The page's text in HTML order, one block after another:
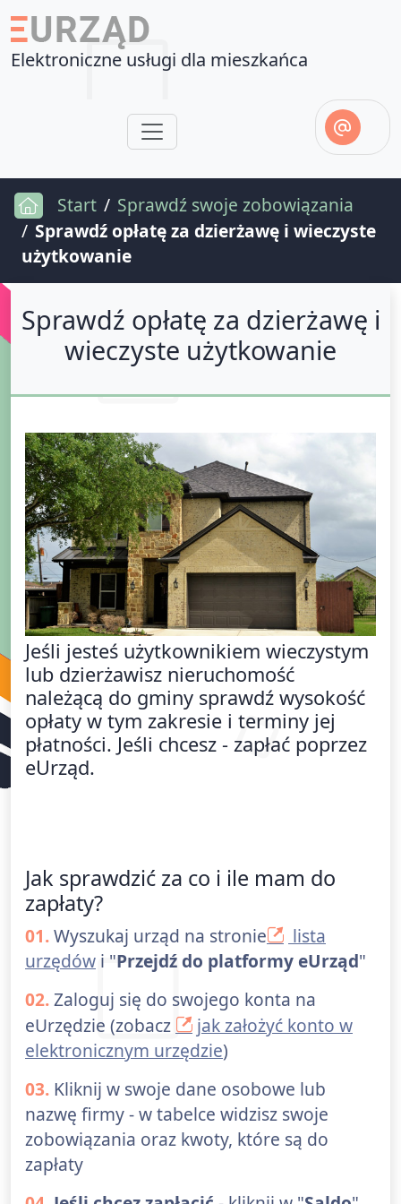
Elektroniczne usługi dla mieszkańca
Start
Sprawdź swoje zobowiązania
Sprawdź opłatę za dzierżawę i wieczyste
użytkowanie
Sprawdź opłatę za dzierżawę i
wieczyste użytkowanie
Jeśli jesteś użytkownikiem wieczystym
lub dzierżawisz nieruchomość
należącą do gminy sprawdź wysokość
opłaty w tym zakresie i terminy jej
płatności. Jeśli chcesz - zapłać poprzez
eUrząd.
Jak sprawdzić za co i ile mam do
zapłaty?
01.Wyszukaj urząd na stronie
lista
urzędów i "Przejdź do platformy eUrząd"
02.Zaloguj się do swojego konta na
eUrzędzie (zobacz
jak założyć konto w
elektronicznym urzędzie)
03. Kliknij w swoje dane osobowe lub
nazwę firmy - w tabelce widzisz swoje
zobowiązania oraz kwoty, które są do
zapłaty